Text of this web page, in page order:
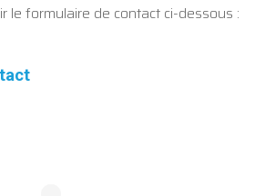
le formulaire de contact ci-dessous :